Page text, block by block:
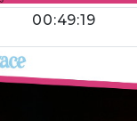
00:49:19